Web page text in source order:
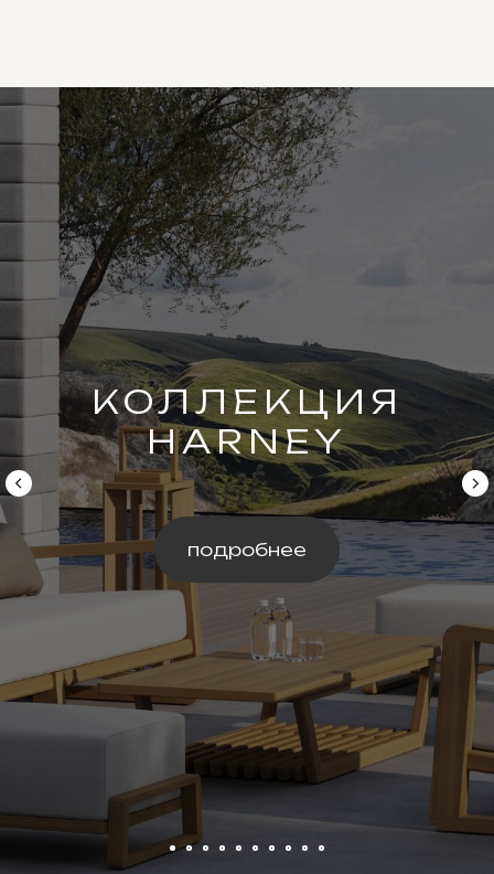
КОЛЛЕКЦИЯ
ELLISSE
подробнее